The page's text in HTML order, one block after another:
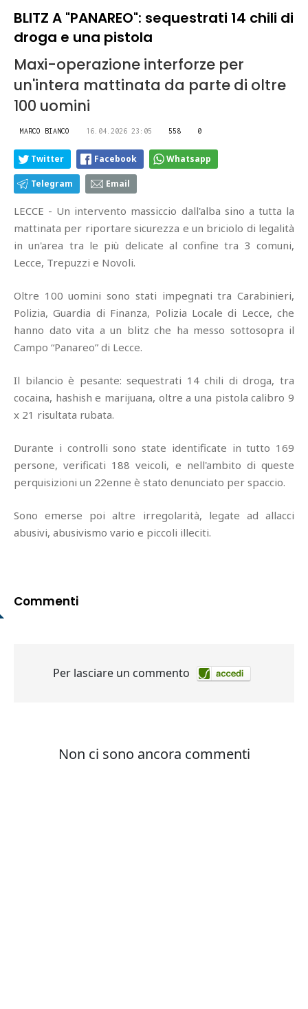
BLITZ A "PANAREO": sequestrati 14 chili di
droga e una pistola
Maxi-operazione interforze per
un'intera mattinata da parte di oltre
100 uomini
MARCO BIANCO 16.04.2026 23:05 558 0
Twitter Facebook Whatsapp
Telegram Email
LECCE - Un intervento massiccio dall'alba sino a tutta la
mattinata per riportare sicurezza e un briciolo di legalità
in un'area tra le più delicate al confine tra 3 comuni,
Lecce, Trepuzzi e Novoli.
Oltre 100 uomini sono stati impegnati tra Carabinieri,
Polizia, Guardia di Finanza, Polizia Locale di Lecce, che
hanno dato vita a un blitz che ha messo sottosopra il
Campo “Panareo” di Lecce.
Il bilancio è pesante: sequestrati 14 chili di droga, tra
cocaina, hashish e marijuana, oltre a una pistola calibro 9
x 21 risultata rubata.
Durante i controlli sono state identificate in tutto 169
persone, verificati 188 veicoli, e nell'ambito di queste
perquisizioni un 22enne è stato denunciato per spaccio.
Sono emerse poi altre irregolarità, legate ad allacci
abusivi, abusivismo vario e piccoli illeciti.
Commenti